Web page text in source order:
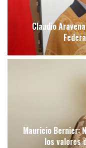
Claudio
Mauricio Bernier:
los valores